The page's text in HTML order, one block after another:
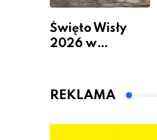
Święto Wisły
2026 w
się będzie działo
REKLAMA